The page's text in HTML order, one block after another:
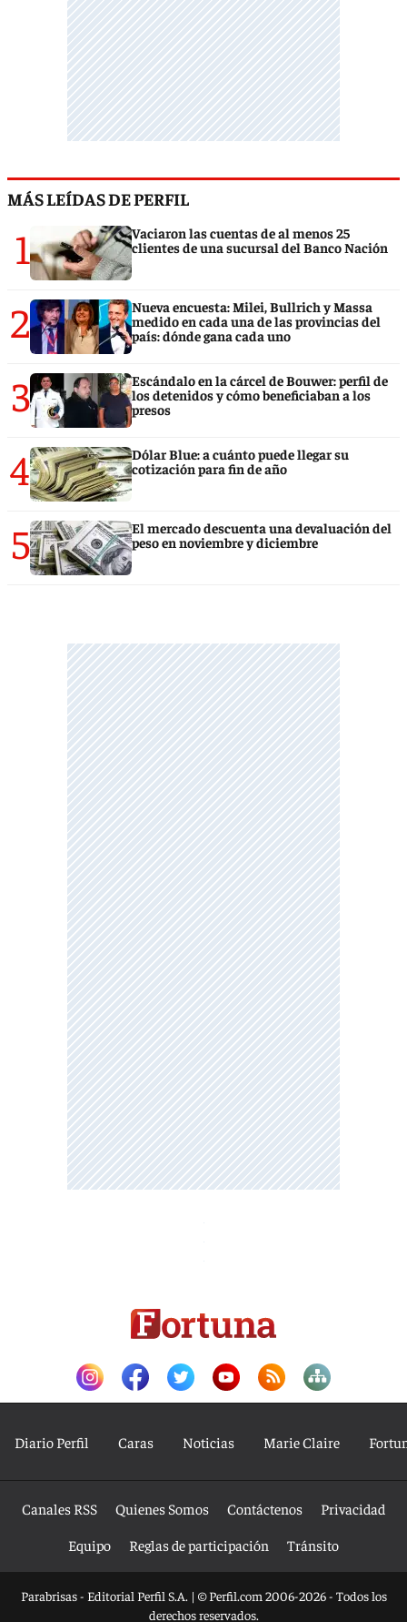
MÁS LEÍDAS DE PERFIL
1
Vaciaron las cuentas de al menos 25
clientes de una sucursal del Banco Nación
2
Nueva encuesta: Milei, Bullrich y Massa
medido en cada una de las provincias del
país: dónde gana cada uno
3
Escándalo en la cárcel de Bouwer: perfil de
los detenidos y cómo beneficiaban a los
presos
4
Dólar Blue: a cuánto puede llegar su
cotización para fin de año
5
El mercado descuenta una devaluación del
peso en noviembre y diciembre
Diario Perfil Caras Noticias Marie Claire
Canales RSS Quienes Somos Contáctenos
Privacidad
Equipo
Reglas de participación Tránsito
Parabrisas - Editorial Perfil S.A. | © Perfil.com 2006-2026 - Todos los
derechos reservados.